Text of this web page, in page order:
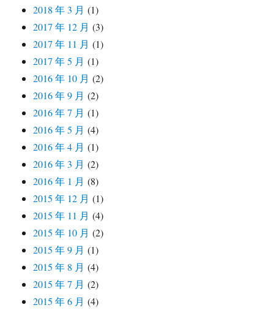
2018 年 3 月 (1)
2017 年 12 月 (3)
2017 年 11 月 (1)
2017 年 5 月 (1)
2016 年 10 月 (2)
2016 年 9 月 (2)
2016 年 7 月 (1)
2016 年 5 月 (4)
2016 年 4 月 (1)
2016 年 3 月 (2)
2016 年 1 月 (8)
2015 年 12 月 (1)
2015 年 11 月 (4)
2015 年 10 月 (2)
2015 年 9 月 (1)
2015 年 8 月 (4)
2015 年 7 月 (2)
2015 年 6 月 (4)